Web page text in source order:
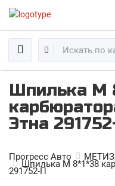
Шпилька М
Этна
Прогресс Авто МЕТИЗ
Шпилька М 8*1*38
291752-П